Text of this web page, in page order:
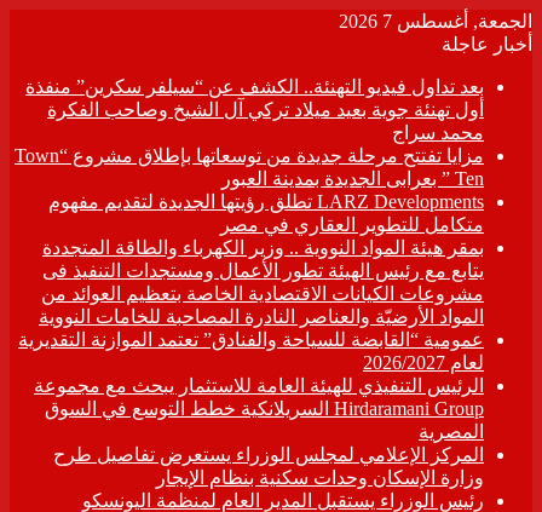
الجمعة, أغسطس 7 2026
أخبار عاجلة
بعد تداول فيديو التهنئة.. الكشف عن “سيلفر سكرين” منفذة
أول تهنئة جوية بعيد ميلاد تركي آل الشيخ وصاحب الفكرة
محمد سراج
مزايا تفتتح مرحلة جديدة من توسعاتها بإطلاق مشروع “Town
Ten ” بعرابى الجديدة بمدينة العبور
LARZ Developments تطلق رؤيتها الجديدة لتقديم مفهوم
متكامل للتطوير العقاري في مصر
بمقر هيئة المواد النووية .. وزير الكهرباء والطاقة المتجددة
يتابع مع رئيس الهيئة تطور الأعمال ومستجدات التنفيذ فى
مشروعات الكيانات الاقتصادية الخاصة بتعظيم العوائد من
المواد الأرضيّة والعناصر النادرة المصاحبة للخامات النووية
عمومية “القابضة للسياحة والفنادق” تعتمد الموازنة التقديرية
لعام 2026/2027
الرئيس التنفيذي للهيئة العامة للاستثمار يبحث مع مجموعة
Hirdaramani Group السريلانكية خطط التوسع في السوق
المصرية
المركز الإعلامي لمجلس الوزراء يستعرض تفاصيل طرح
وزارة الإسكان وحدات سكنية بنظام الإيجار
رئيس الوزراء يستقبل المدير العام لمنظمة اليونسكو